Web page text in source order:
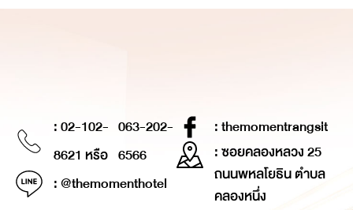
: 02-102-
8621 หรือ
063-202-
6566
: @themomenthotel
: themomentrangsit
: ซอยคลองหลวง 25
ถนนพหลโยธิน ตำบล
คลองหนึ่ง